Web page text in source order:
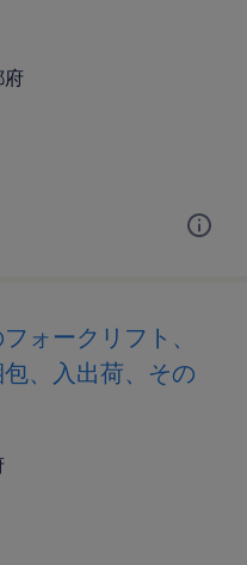
府
ォークリフト、
、入出荷、その